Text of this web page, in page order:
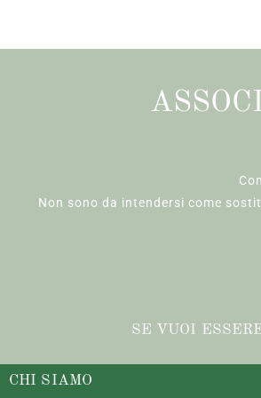
Non sono da intendersi come
SE VUOI
CHI SIAMO